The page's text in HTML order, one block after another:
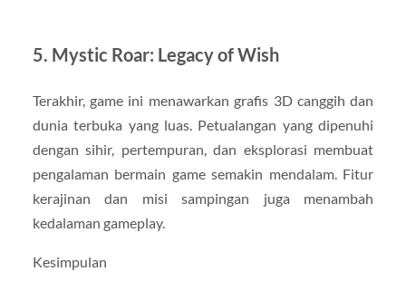
5. Mystic Roar: Legacy of Wish
Terakhir, game ini menawarkan grafis 3D canggih dan
dunia terbuka yang luas. Petualangan yang dipenuhi
dengan sihir, pertempuran, dan eksplorasi membuat
pengalaman bermain game semakin mendalam. Fitur
kerajinan dan misi sampingan juga menambah
kedalaman gameplay.
Kesimpulan